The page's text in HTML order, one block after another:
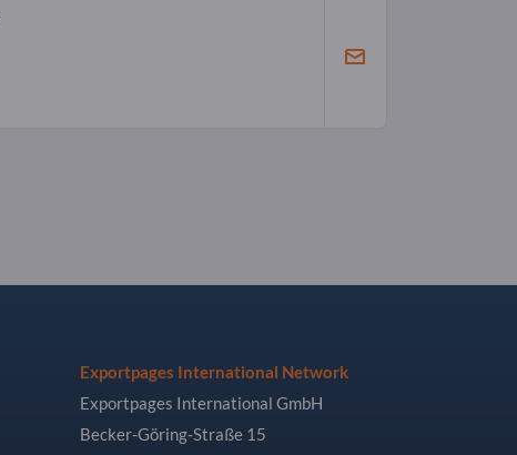
Exportpages International Network
Exportpages International GmbH
Becker-Göring-Straße 15